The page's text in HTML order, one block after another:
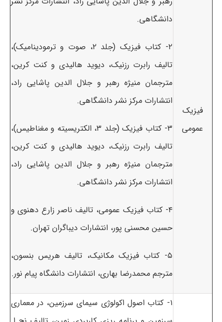
فیزیک
عمومی
دانشگاهی.
۲- کتاب فیزیک (جلد ۲، صوت و ترمودینامیک)،
تالیف رابرت رزنیک، دیوید هالیدی و کنت کرین،
مترجمان منیژه رهبر و جلال الدین پاشایی راد،
انتشارات مرکز نشر دانشگاهی.
۳- کتاب فیزیک (جلد ۳، الکتریسیته و مغناطیس)،
تالیف رابرت رزنیک، دیوید هالیدی و کنت کرین،
مترجمان منیژه رهبر و جلال الدین پاشایی راد،
انتشارات مرکز نشر دانشگاهی.
۴- کتاب فیزیک عمومی، تالیف ناصر زارع دهنوی و
حسین محسنی پور، انتشارات دیباگران تهران.
۵- کتاب فیزیک مکانیک، تالیف هریس بنسون،
مترجم محمدرضا بهاری، انتشارات دانشگاه پیام نور.
۱- کتاب اصول اکولوژی سیمای سرزمین، در معماری